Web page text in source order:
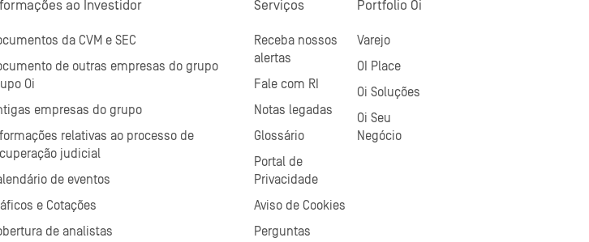
ao Investidor
da CVM e SEC
de outras empresas do grupo
Oi
empresas do grupo
relativas ao processo de
judicial
de eventos
e Cotações
de analistas
Serviços
Receba nossos
alertas
Fale com RI
Notas legadas
Glossário
Portal de
Privacidade
Aviso de Cookies
Perguntas
Portfolio Oi
Varejo
OI Place
Oi Soluções
Oi Seu
Negócio